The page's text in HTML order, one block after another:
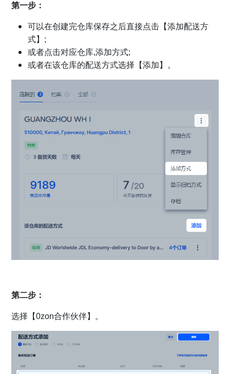
第一步：
可以在创建完仓库保存之后直接点击【添加配送方
式】;
或者点击对应仓库,添加方式;
或者在该仓库的配送方式选择【添加】。
第二步：
选择【0zon合作伙伴】。